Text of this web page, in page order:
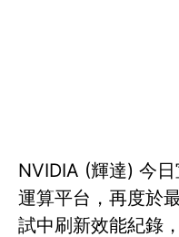
NVIDIA (輝達) 今
運算平台，再度於
試中刷新效能紀錄